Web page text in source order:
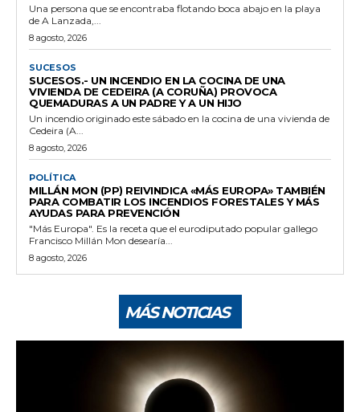
Una persona que se encontraba flotando boca abajo en la playa
de A Lanzada,...
8 agosto, 2026
SUCESOS
SUCESOS.- UN INCENDIO EN LA COCINA DE UNA
VIVIENDA DE CEDEIRA (A CORUÑA) PROVOCA
QUEMADURAS A UN PADRE Y A UN HIJO
Un incendio originado este sábado en la cocina de una vivienda de
Cedeira (A...
8 agosto, 2026
POLÍTICA
MILLÁN MON (PP) REIVINDICA «MÁS EUROPA» TAMBIÉN
PARA COMBATIR LOS INCENDIOS FORESTALES Y MÁS
AYUDAS PARA PREVENCIÓN
"Más Europa". Es la receta que el eurodiputado popular gallego
Francisco Millán Mon desearía...
8 agosto, 2026
MÁS NOTICIAS